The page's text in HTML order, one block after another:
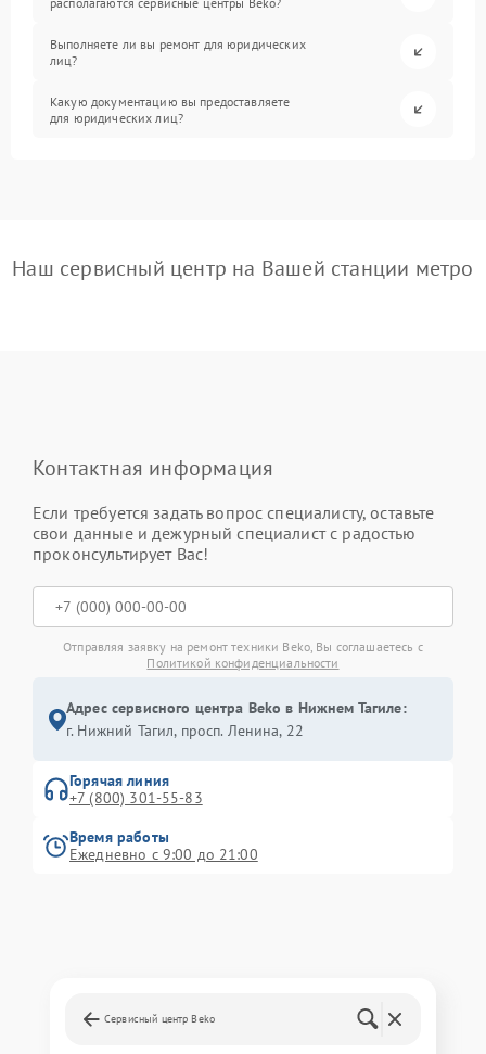
Выполняете ли вы ремонт для юридических
лиц?
Какую документацию вы предоставляете
для юридических лиц?
Наш сервисный центр на Вашей станции метро
Контактная информация
Если требуется задать вопрос специалисту, оставьте
свои данные и дежурный специалист с радостью
проконсультирует Вас!
Отправляя заявку на ремонт техники Beko, Вы соглашаетесь с
Политикой конфиденциальности
Адрес сервисного центра Beko в Нижнем Тагиле:
г. Нижний Тагил, просп. Ленина, 22
Горячая линия
+7 (800) 301-55-83
Время работы
Ежедневно с 9:00 до 21:00
Сервисный центр Beko